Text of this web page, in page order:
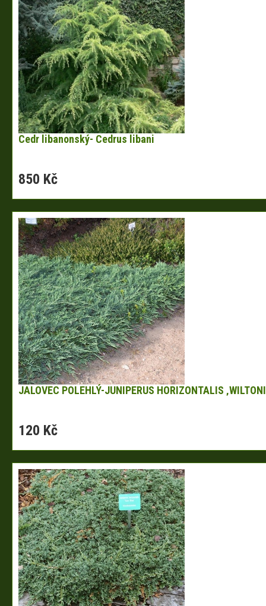
Cedr libanonský- Cedrus libani
850 Kč
JALOVEC POLEHLÝ-JUNIPERUS HORIZONTALIS
120 Kč